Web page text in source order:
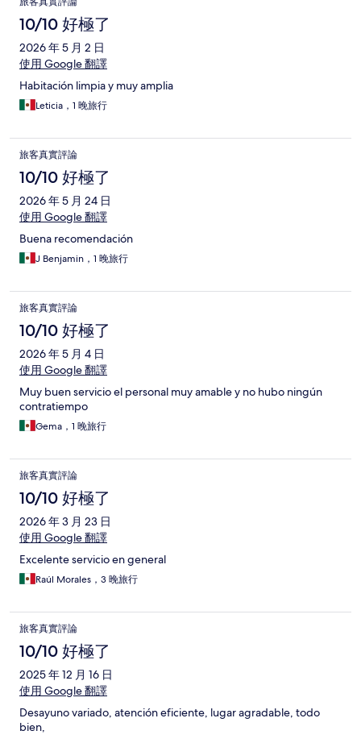
10/10 好極了
2026 年 5 月 2 日
使用 Google 翻譯
Habitación limpia y muy amplia
Leticia，1 晚旅行
旅客真實評論
10/10 好極了
2026 年 5 月 24 日
使用 Google 翻譯
Buena recomendación
J Benjamin，1 晚旅行
旅客真實評論
10/10 好極了
2026 年 5 月 4 日
使用 Google 翻譯
Muy buen servicio el personal muy amable y no hubo ningún
contratiempo
Gema，1 晚旅行
旅客真實評論
10/10 好極了
2026 年 3 月 23 日
使用 Google 翻譯
Excelente servicio en general
Raúl Morales，3 晚旅行
旅客真實評論
10/10 好極了
2025 年 12 月 16 日
使用 Google 翻譯
Desayuno variado, atención eficiente, lugar agradable, todo
bien,